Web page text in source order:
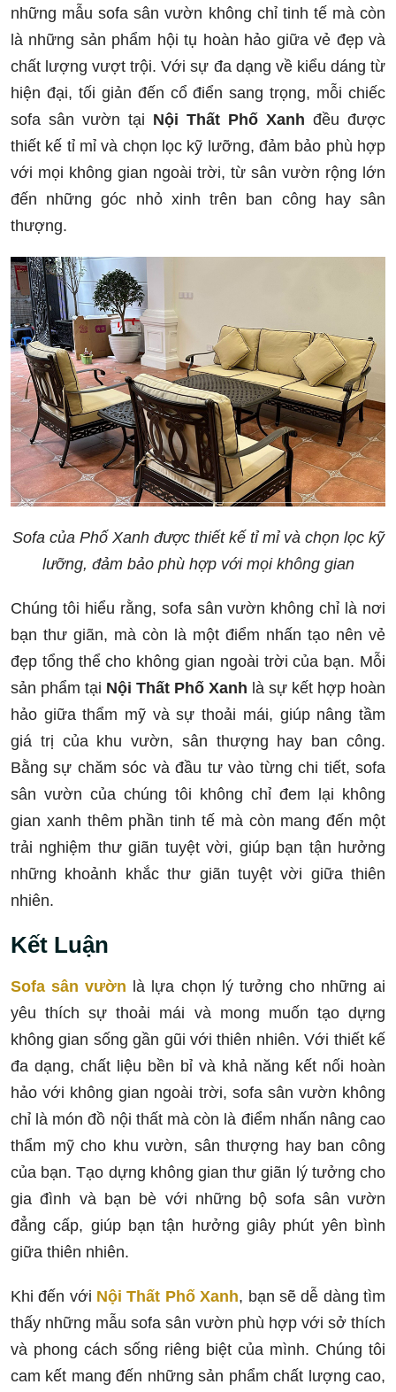
những mẫu sofa sân vườn không chỉ tinh tế mà còn
là những sản phẩm hội tụ hoàn hảo giữa vẻ đẹp và
chất lượng vượt trội. Với sự đa dạng về kiểu dáng từ
hiện đại, tối giản đến cổ điển sang trọng, mỗi chiếc
sofa sân vườn tại Nội Thất Phố Xanh đều được
thiết kế tỉ mỉ và chọn lọc kỹ lưỡng, đảm bảo phù hợp
với mọi không gian ngoài trời, từ sân vườn rộng lớn
đến những góc nhỏ xinh trên ban công hay sân
thượng.
Sofa của Phố Xanh được thiết kế tỉ mỉ và chọn lọc kỹ
lưỡng, đảm bảo phù hợp với mọi không gian
Chúng tôi hiểu rằng, sofa sân vườn không chỉ là nơi
bạn thư giãn, mà còn là một điểm nhấn tạo nên vẻ
đẹp tổng thể cho không gian ngoài trời của bạn. Mỗi
sản phẩm tại Nội Thất Phố Xanh là sự kết hợp hoàn
hảo giữa thẩm mỹ và sự thoải mái, giúp nâng tầm
giá trị của khu vườn, sân thượng hay ban công.
Bằng sự chăm sóc và đầu tư vào từng chi tiết, sofa
sân vườn của chúng tôi không chỉ đem lại không
gian xanh thêm phần tinh tế mà còn mang đến một
trải nghiệm thư giãn tuyệt vời, giúp bạn tận hưởng
những khoảnh khắc thư giãn tuyệt vời giữa thiên
nhiên.
Kết Luận
Sofa sân vườn là lựa chọn lý tưởng cho những ai
yêu thích sự thoải mái và mong muốn tạo dựng
không gian sống gần gũi với thiên nhiên. Với thiết kế
đa dạng, chất liệu bền bỉ và khả năng kết nối hoàn
hảo với không gian ngoài trời, sofa sân vườn không
chỉ là món đồ nội thất mà còn là điểm nhấn nâng cao
thẩm mỹ cho khu vườn, sân thượng hay ban công
của bạn. Tạo dựng không gian thư giãn lý tưởng cho
gia đình và bạn bè với những bộ sofa sân vườn
đẳng cấp, giúp bạn tận hưởng giây phút yên bình
giữa thiên nhiên.
Khi đến với Nội Thất Phố Xanh, bạn sẽ dễ dàng tìm
thấy những mẫu sofa sân vườn phù hợp với sở thích
và phong cách sống riêng biệt của mình. Chúng tôi
cam kết mang đến những sản phẩm chất lượng cao,